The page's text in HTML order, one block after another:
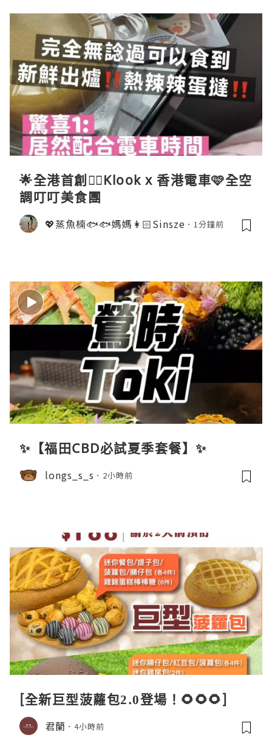
🌟全港首創☝🏻Klook x 香港電車🩷全空
調叮叮美食團
💖蒸魚楠🐟🐟媽媽👩🏻Sinsze 1分鐘前
✨【福田CBD必試夏季套餐】✨
longs_s_s 2小時前
[全新巨型菠蘿包2.0登場！🌻🌻🌻]
君蘭 4小時前